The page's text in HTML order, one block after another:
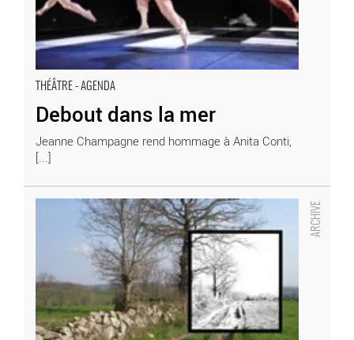
THÉÂTRE - AGENDA
Debout dans la mer
Jeanne Champagne rend hommage à Anita Conti,
[...]